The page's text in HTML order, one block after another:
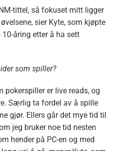
tittel, så fokuset mitt ligger
sier Kyte, som kjøpte
åring etter å ha sett
som spiller?
pokerspiller er live reads, og
Særlig ta fordel av å spille
gjør. Ellers går det mye tid til
jeg bruker noe tid nesten
hender på PC-en og med